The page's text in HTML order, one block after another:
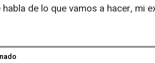
de lo que vamos a hacer, mi